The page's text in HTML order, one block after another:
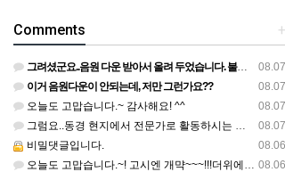
+
Comments
08.07
그려셨군요..음원 다운 받아서 올려 두었습니다. 불편하셨네요..죄송합니다..
08.07
이거 음원다운이 안되는데, 저만 그런가요??
08.07
오늘도 고맙습니다.~ 감사해요! ^^
08.07
그럼요..동경 현지에서 전문가로 활동하시는 기모노 강사 이십니다.
08.06
비밀댓글입니다.
08.06
오늘도 고맙습니다.~! 고시엔 개먁~~~!!!더위에 어떨라나요...감사합니다. ^^